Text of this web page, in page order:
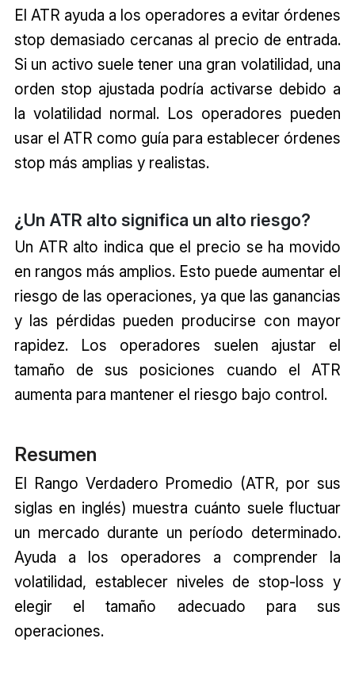
El ATR ayuda a los operadores a evitar órdenes
stop demasiado cercanas al precio de entrada.
Si un activo suele tener una gran volatilidad, una
orden stop ajustada podría activarse debido a
la volatilidad normal. Los operadores pueden
usar el ATR como guía para establecer órdenes
stop más amplias y realistas.
¿Un ATR alto significa un alto riesgo?
Un ATR alto indica que el precio se ha movido
en rangos más amplios. Esto puede aumentar el
riesgo de las operaciones, ya que las ganancias
y las pérdidas pueden producirse con mayor
rapidez. Los operadores suelen ajustar el
tamaño de sus posiciones cuando el ATR
aumenta para mantener el riesgo bajo control.
Resumen
El Rango Verdadero Promedio (ATR, por sus
siglas en inglés) muestra cuánto suele fluctuar
un mercado durante un período determinado.
Ayuda a los operadores a comprender la
volatilidad, establecer niveles de stop-loss y
elegir el tamaño adecuado para sus
operaciones.